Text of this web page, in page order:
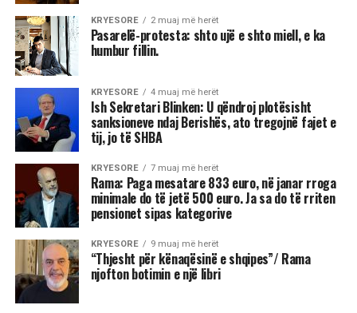
KRYESORE 2 muaj më herët
Pasarelë-protesta: shto ujë e shto miell, e ka
humbur fillin.
KRYESORE 4 muaj më herët
Ish Sekretari Blinken: U qëndroj plotësisht
sanksioneve ndaj Berishës, ato tregojnë fajet e
tij, jo të SHBA
KRYESORE 7 muaj më herët
Rama: Paga mesatare 833 euro, në janar rroga
minimale do të jetë 500 euro. Ja sa do të rriten
pensionet sipas kategorive
KRYESORE 9 muaj më herët
“Thjesht për kënaqësinë e shqipes”/ Rama
njofton botimin e një libri